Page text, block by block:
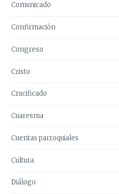
Comunicado
Confirmación
Congreso
Cristo
Crucificado
Cuaresma
Cuentas parroquiales
Cultura
Diálogo